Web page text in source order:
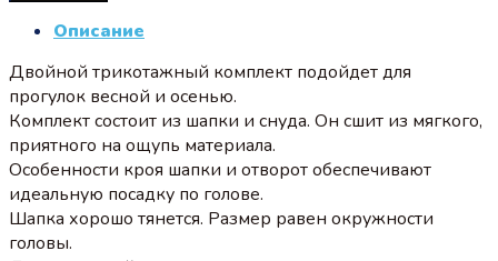
Описание
Двойной трикотажный комплект подойдет для
прогулок весной и осенью.
Комплект состоит из шапки и снуда. Он сшит из мягкого,
приятного на ощупь материала.
Особенности кроя шапки и отворот обеспечивают
идеальную посадку по голове.
Шапка хорошо тянется. Размер равен окружности
головы.